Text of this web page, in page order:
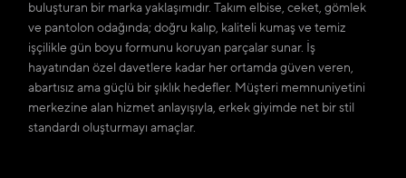
buluşturan bir marka yaklaşımıdır. Takım elbise, ceket, gömlek
ve pantolon odağında; doğru kalıp, kaliteli kumaş ve temiz
işçilikle gün boyu formunu koruyan parçalar sunar. İş
hayatından özel davetlere kadar her ortamda güven veren,
abartısız ama güçlü bir şıklık hedefler. Müşteri memnuniyetini
merkezine alan hizmet anlayışıyla, erkek giyimde net bir stil
standardı oluşturmayı amaçlar.